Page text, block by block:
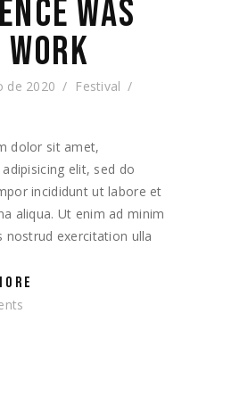
WAS
de 2020
Festival
dolor sit amet,
elit, sed do
incididunt ut labore et
aliqua. Ut enim ad minim
nostrud exercitation ulla